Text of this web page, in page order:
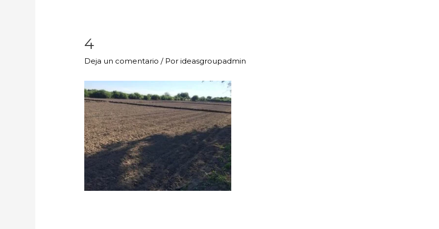
4
Deja un comentario / Porideasgroupadmin